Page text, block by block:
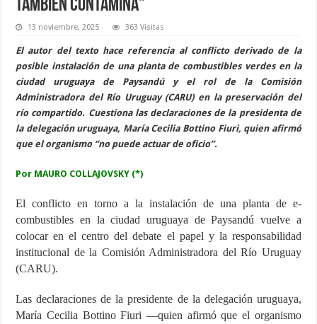
también contamina"
13 noviembre, 2025 363 Visitas
El autor del texto hace referencia al conflicto derivado de la
posible instalación de una planta de combustibles verdes en la
ciudad uruguaya de Paysandú y el rol de la Comisión
Administradora del Río Uruguay (CARU) en la preservación del
río compartido. Cuestiona las declaraciones de la presidenta de
la delegación uruguaya, María Cecilia Bottino Fiuri, quien afirmó
que el organismo “no puede actuar de oficio”.
Por MAURO COLLAJOVSKY (*)
El conflicto en torno a la instalación de una planta de e-
combustibles en la ciudad uruguaya de Paysandú vuelve a
colocar en el centro del debate el papel y la responsabilidad
institucional de la Comisión Administradora del Río Uruguay
(CARU).
Las declaraciones de la presidente de la delegación uruguaya,
María Cecilia Bottino Fiuri —quien afirmó que el organismo